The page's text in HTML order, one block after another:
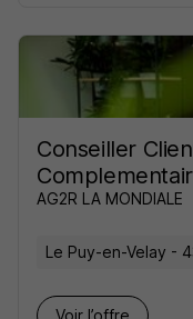
Conseiller
AG2R LA MONDIALE
Le Puy-en-Velay -
Voir l’offre